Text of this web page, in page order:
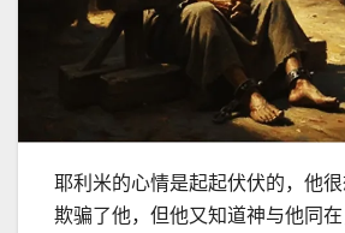
耶利米的心情是起起伏伏的，他
欺骗了他，但他又知道神与他同